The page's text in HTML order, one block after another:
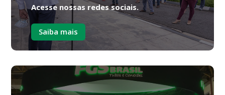
Acesse nossas redes sociais.
Saiba mais